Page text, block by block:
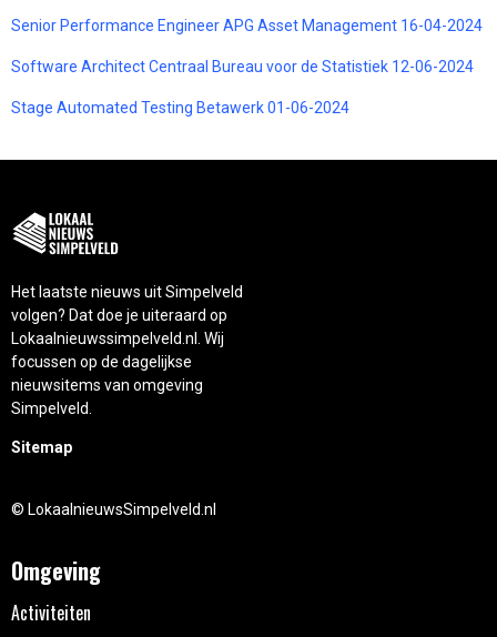
Senior Performance Engineer APG Asset Management 16-04-2024
Software Architect Centraal Bureau voor de Statistiek 12-06-2024
Stage Automated Testing Betawerk 01-06-2024
Het laatste nieuws uit Simpelveld
volgen? Dat doe je uiteraard op
Lokaalnieuwssimpelveld.nl. Wij
focussen op de dagelijkse
nieuwsitems van omgeving
Simpelveld.
Sitemap
© LokaalnieuwsSimpelveld.nl
Omgeving
Activiteiten